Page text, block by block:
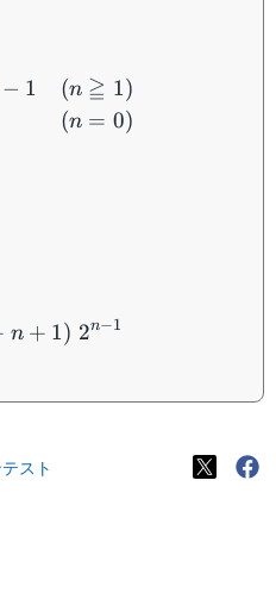
− 1
(n ≧ 1)
(n = 0)
x_n = (2^n+n+1) \;
n + 1) 2n−1
スト